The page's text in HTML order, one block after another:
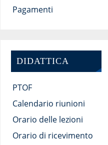
Pagamenti
DIDATTICA
PTOF
Calendario riunioni
Orario delle lezioni
Orario di ricevimento